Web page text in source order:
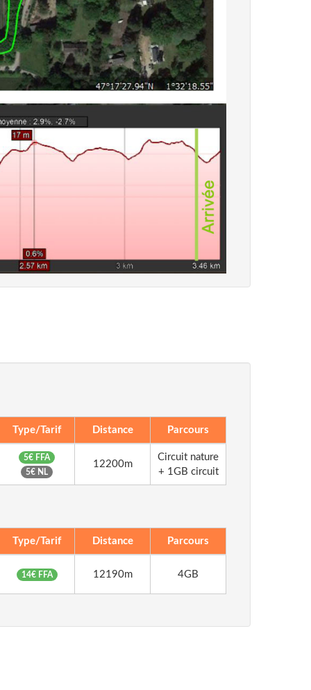
Type/Tarif Distance Parcours
5€ FFA
5€ NL
12200m
Circuit nature
+ 1GB circuit
Type/Tarif Distance Parcours
14€ FFA 12190m 4GB